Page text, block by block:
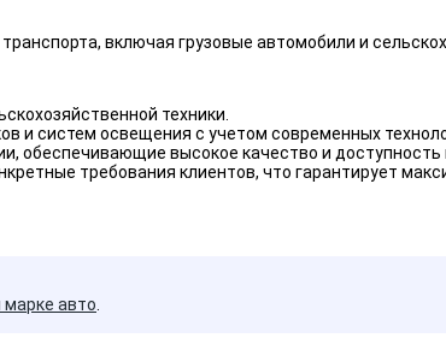
включая грузовые автомобили и
техники.
и систем освещения с учетом современных
обеспечивающие высокое качество и доступность
требования клиентов, что гарантирует
марке авто